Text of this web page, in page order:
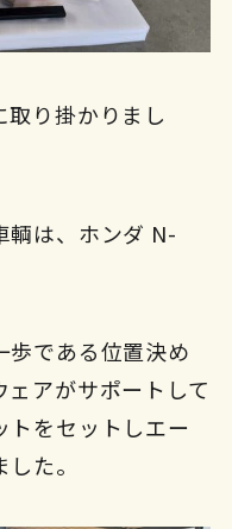
り掛かりまし
輌は、ホンダ N-
歩である位置決め
アがサポートして
トをセットしエー
た。